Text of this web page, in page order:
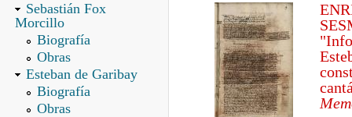
Sebastián Fox
Morcillo
Biografía
Obras
Esteban de Garibay
Biografía
Obras